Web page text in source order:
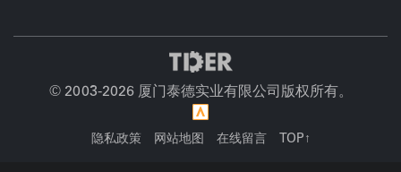
© 2003-2026 厦门泰德实业有限公司版权所有。
隐私政策 网站地图 在线留言 TOP↑